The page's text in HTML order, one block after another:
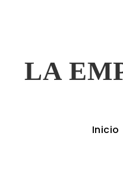
LA
Inicio